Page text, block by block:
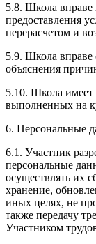
5.8. Школа вправе
предоставления
перерасчетом и
5.9. Школа вправе
объяснения
5.10. Школа имеет
выполненных на
6. Персональные
6.1. Участник
персональные
осуществлять их
хранение,
иных целях, не
также передачу
Участником